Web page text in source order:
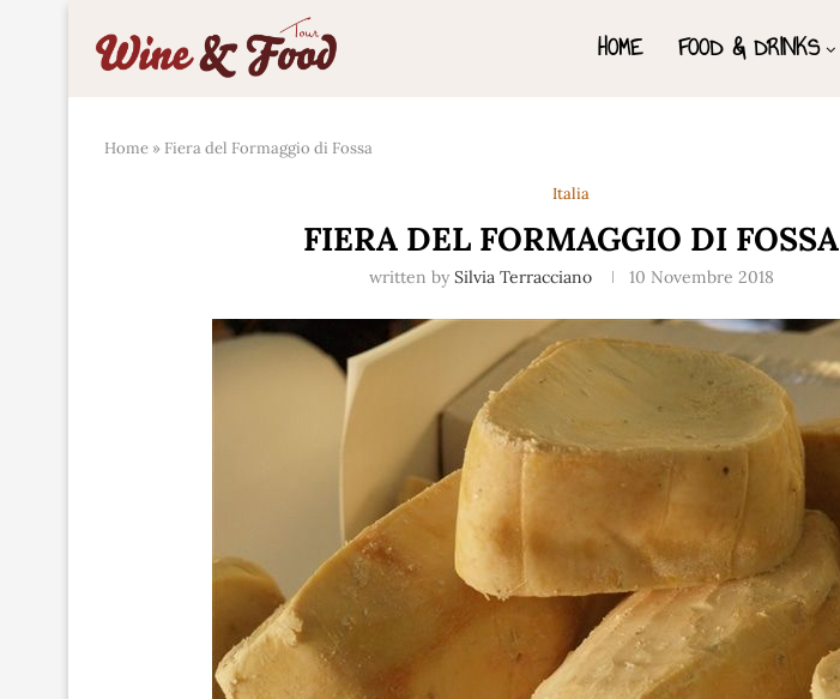
HOME FOOD & DRINKS
Home » Fiera del Formaggio di Fossa
Italia
FIERA DEL FORMAGGIO DI FOSSA
written by Silvia Terracciano 10 Novembre 2018